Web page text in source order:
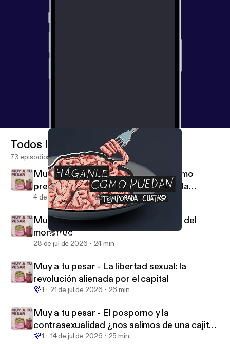
Atento atentado
Háganle como puedan
Todos los episodios
73 episodios
Muy a tu pesar - La transgresión como
prescripción: el arte en el tiempo de la
autocomplacencia
4 de ago de 2026 29 min
Muy a tu pesar - Anatomía filosófica del
monstruo
28 de jul de 2026 24 min
Muy a tu pesar - La libertad sexual: la
revolución alienada por el capital
💜1 21 de jul de 2026 26 min
Muy a tu pesar - El posporno y la
contrasexualidad ¿nos salimos de una cajita
para entrar a otra?
💜1 14 de jul de 2026 25 min